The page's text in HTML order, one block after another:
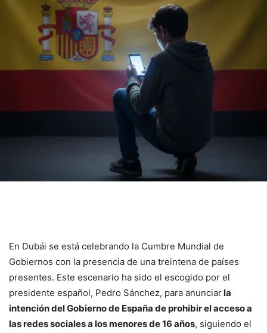
En Dubái se está celebrando la Cumbre Mundial de
Gobiernos con la presencia de una treintena de países
presentes. Este escenario ha sido el escogido por el
presidente español, Pedro Sánchez, para anunciarla
intención del Gobierno de España de prohibir el acceso a
las redes sociales a los menores de 16 años, siguiendo el